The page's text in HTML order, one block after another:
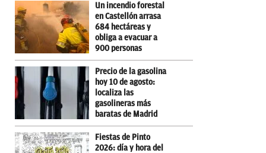
Un incendio forestal
en Castellón arrasa
684 hectáreas y
obliga a evacuar a
900 personas
Precio de la gasolina
hoy 10 de agosto:
localiza las
gasolineras más
baratas de Madrid
Fiestas de Pinto
2026: día y hora del